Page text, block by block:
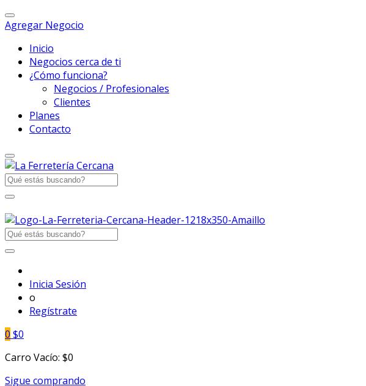
Agregar Negocio
Inicio
Negocios cerca de ti
¿Cómo funciona?
Negocios / Profesionales
Clientes
Planes
Contacto
Inicia Sesión
o
Regístrate
0 $0
Carro Vacío: $0
Sigue comprando